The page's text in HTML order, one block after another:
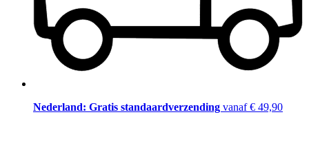
Nederland: Gratis standaardverzending vanaf € 49,90